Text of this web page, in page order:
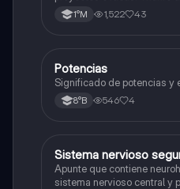
conservador. Constitución
1°M 1,522 43
Matemáticas
Potencias
Significado de potencias y
8°B 546 4
Biología
Sistema nervioso
Apunte que contiene
sistema nervioso central y